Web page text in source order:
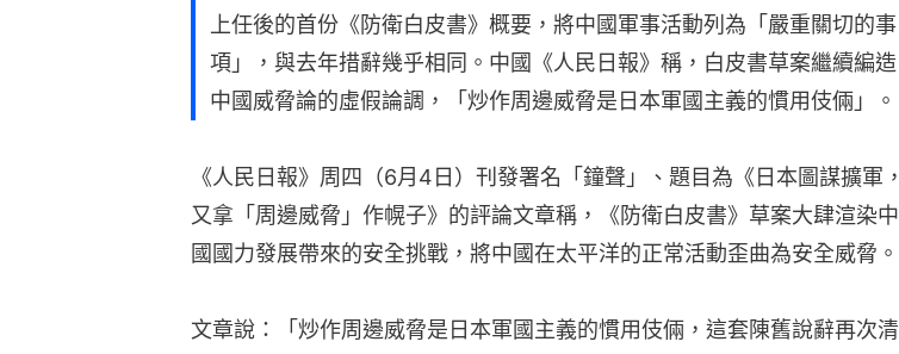
上任後的首份《防衛白皮書》概要，將中國軍事活動列為「嚴重關切的事
項」，與去年措辭幾乎相同。中國《人民日報》稱，白皮書草案繼續編造
中國威脅論的虛假論調，「炒作周邊威脅是日本軍國主義的慣用伎倆」。
《人民日報》周四（6月4日）刊發署名「鐘聲」、題目為《日本圖謀擴軍，
又拿「周邊威脅」作幌子》的評論文章稱，《防衛白皮書》草案大肆渲染中
國國力發展帶來的安全挑戰，將中國在太平洋的正常活動歪曲為安全威脅。
文章說：「炒作周邊威脅是日本軍國主義的慣用伎倆，這套陳舊說辭再次清